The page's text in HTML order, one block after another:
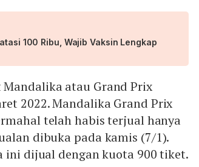
100 Ribu, Wajib Vaksin Lengkap
atau Grand Prix
2022. Mandalika Grand Prix
telah habis terjual hanya
dibuka pada kamis (7/1).
ini dijual dengan kuota 900 tiket.